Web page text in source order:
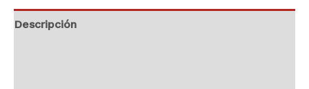
Descripción